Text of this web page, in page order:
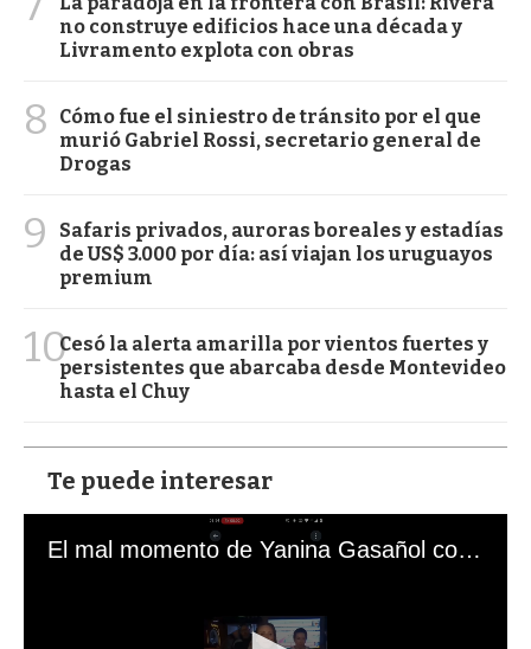
no construye edificios hace una década y
Livramento explota con obras
8
Cómo fue el siniestro de tránsito por el que
murió Gabriel Rossi, secretario general de
Drogas
9
Safaris privados, auroras boreales y estadías
de US$ 3.000 por día: así viajan los uruguayos
premium
10Cesó la alerta amarilla por vientos fuertes y
persistentes que abarcaba desde Montevideo
hasta el Chuy
Te puede interesar
El mal momento de Yanina Gasañol con un hincha argentino en "Subrayado"